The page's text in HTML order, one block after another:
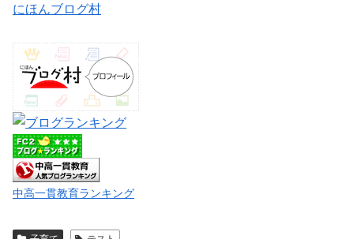
にほんブログ村
中高一貫教育ランキング